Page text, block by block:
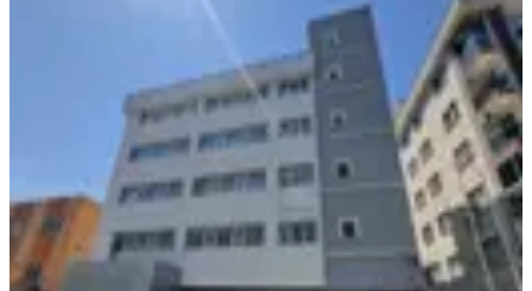
Truva Gayrimenkul'den Eşyalı
Caddeye 4 Bina 400 M2 Ofis Katı
İstanbul, Pendik
1 Oda
· 401 m²· 4. Kat ·06.08.2026
120.000 ₺
Truva Gayrimenkul İsmail Onur